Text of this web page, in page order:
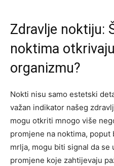
Zdravlje noktiju:
noktima
organizmu?
Nokti nisu samo estetski
važan indikator našeg
mogu otkriti mnogo više
promjene na noktima,
mrlja, mogu biti signal da se
promjene koje zahtijevaju